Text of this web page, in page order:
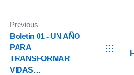
Previous
Boletin 01 - UN AÑO
PARA
TRANSFORMAR
VIDAS…